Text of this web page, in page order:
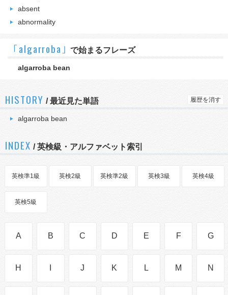
absent
abnormality
｢algarroba｣ で始まるフレーズ
algarroba bean
HISTORY /最近見た単語 履歴を消す
algarroba bean
INDEX / 英検級・アルファベット索引
英検準1級 英検2級 英検準2級 英検3級 英検4級
英検5級
A B C D E F G
H J K L M N